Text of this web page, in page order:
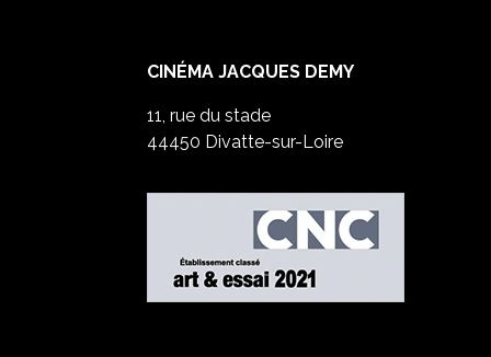
CINÉMA JACQUES DEMY
11, rue du stade
44450 Divatte-sur-Loire